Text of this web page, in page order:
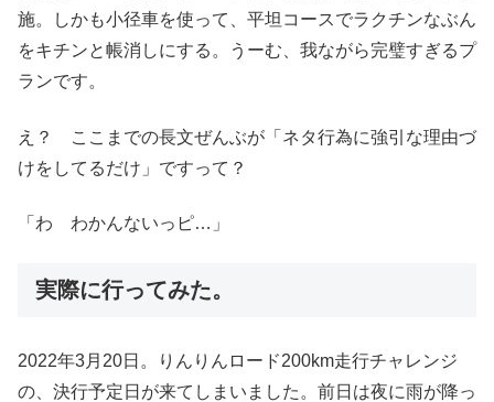
施。しかも小径車を使って、平坦コースでラクチンなぶん
をキチンと帳消しにする。うーむ、我ながら完璧すぎるプ
ランです。
え？ ここまでの長文ぜんぶが「ネタ行為に強引な理由づ
けをしてるだけ」ですって？
「わ わかんないっピ…」
実際に行ってみた。
2022年3月20日。りんりんロード200km走行チャレンジ
の、決行予定日が来てしまいました。前日は夜に雨が降っ